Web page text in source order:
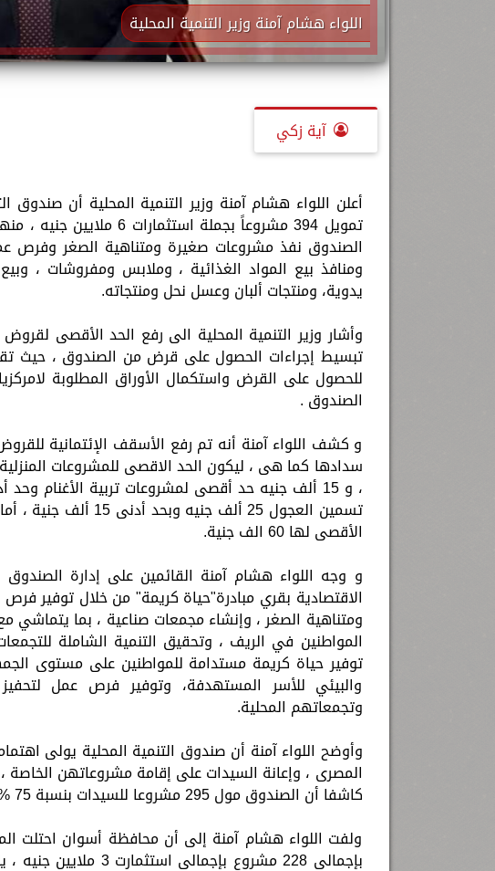
اللواء هشام آمنة وزير التنمية المحلية
آية زكي
أعلن اللواء هشام آمنة وزير التنمية المحلية أن
تمويل 394 مشروعاً بجملة
الصندوق نفذ مشروعات صغيرة ومتناهية الصغر وفرص
ومنافذ بيع المواد الغذائية ، وملابس ومفروشات ،
يدوية، ومنتجات ألبان وعسل نحل ومنتجاته.
تبسيط إجراءات الحصول على قرض من الصندوق ، حيث
للحصول على القرض واستكمال الأوراق المطلوبة
الصندوق .
و كشف اللواء آمنة أنه تم رفع الأسقف الإئتمانية
تسمين العجول 25 ألف
الأقصى لها 60 الف جنية.
و وجه اللواء هشام آمنة القائمين على إدارة
الاقتصادية بقري مبادرة"حياة كريمة" من خلال توفير
ومتناهية الصغر ، وإنشاء مجمعات صناعية ، بما
المواطنين في الريف ، وتحقيق التنمية الشاملة
توفير حياة كريمة مستدامة للمواطنين على مستوى
والبيئي للأسر المستهدفة، وتوفير فرص عمل
وتجمعاتهم المحلية.
وأوضح اللواء آمنة أن صندوق التنمية المحلية يولى
المصرى ، وإعانة السيدات على إقامة مشروعاتهن
كاشفا أن الصندوق مول 295 مشروعا للسيدات بنسبة 75 % من إجمالي المشروعات التى وافق عليها .
ولفت اللواء هشام آمنة إلى أن محافظة أسوان احتلت